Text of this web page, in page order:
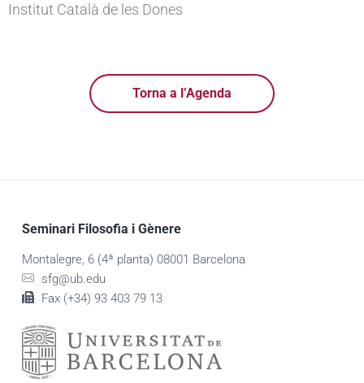
Institut Català de les Dones
Torna a l’Agenda
Seminari Filosofia i Gènere
Montalegre, 6 (4ª planta) 08001 Barcelona
sfg@ub.edu
Fax (+34) 93 403 79 13